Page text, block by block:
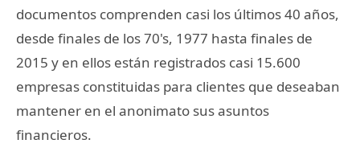
documentos comprenden casi los últimos 40 años,
desde finales de los 70's, 1977 hasta finales de
2015 y en ellos están registrados casi 15.600
empresas constituidas para clientes que deseaban
mantener en el anonimato sus asuntos
financieros.